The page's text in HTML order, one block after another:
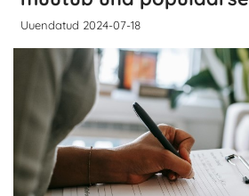
Uuendatud 2024-07-18